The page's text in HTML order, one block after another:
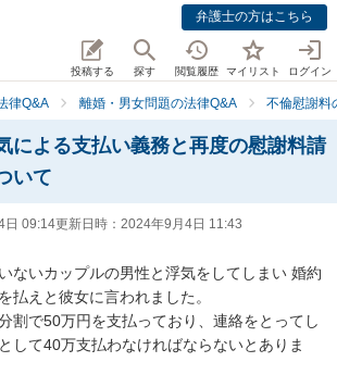
弁護士の方はこちら
投稿する 探す 閲覧履歴 マイリスト ログイン
律Q&A 離婚・男女問題の法律Q&A 不倫慰謝料
による支払い義務と再度の慰謝料請
いて
日 09:14更新日時： 2024年9月4日 11:43
ないカップルの男性と浮気をしてしまい 婚約
払えと彼女に言われました。
割で50万円を支払っており、連絡をとってし
して40万支払わなければならないとありま